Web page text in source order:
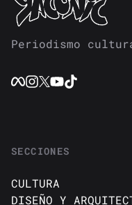
Periodismo
SECCIONES
CULTURA
DISEÑO Y